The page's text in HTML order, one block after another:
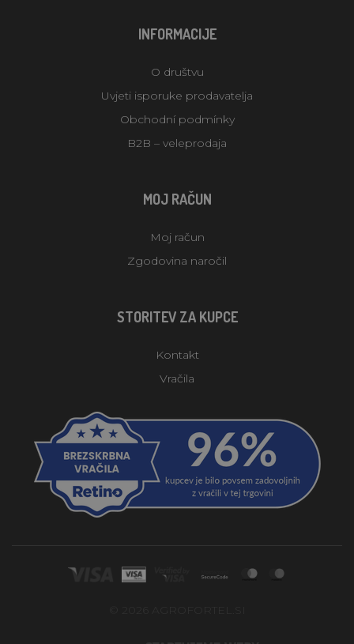
INFORMACIJE
O društvu
Uvjeti isporuke prodavatelja
Obchodní podmínky
B2B – veleprodaja
MOJ RAČUN
Moj račun
Zgodovina naročil
STORITEV ZA KUPCE
Kontakt
Vračila